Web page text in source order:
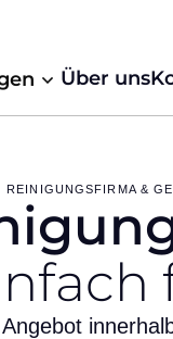
Über uns
REINIGUNGSFIRMA &